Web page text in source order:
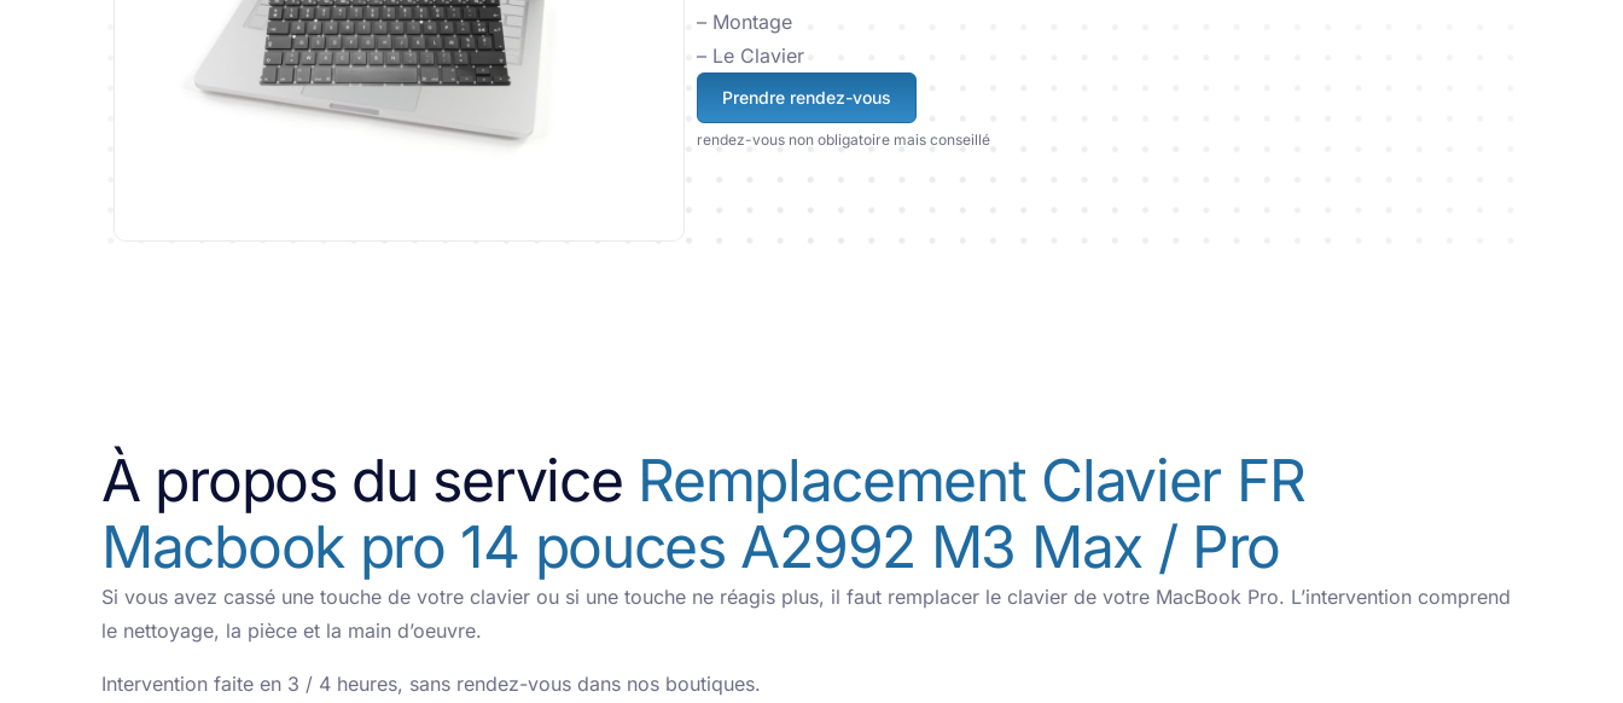
– Montage
– Le Clavier
Prendre rendez-vous
rendez-vous non obligatoire mais conseillé
À propos du service Remplacement Clavier FR
Macbook pro 14 pouces A2992 M3 Max / Pro
Si vous avez cassé une touche de votre clavier ou si une touche ne réagis plus, il faut remplacer le clavier de votre MacBook Pro. L’intervention comprend
le nettoyage, la pièce et la main d’oeuvre.
Intervention faite en 3 / 4 heures, sans rendez-vous dans nos boutiques.